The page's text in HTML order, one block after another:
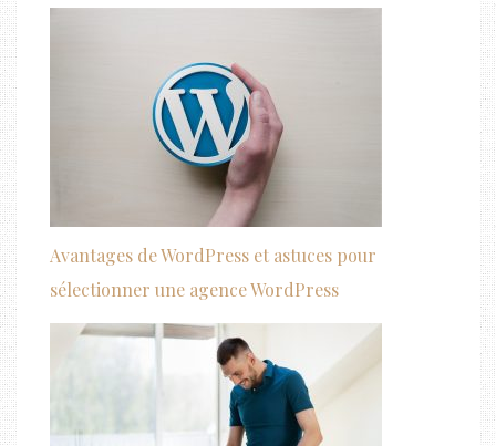
Avantages de WordPress et astuces pour
sélectionner une agence WordPress